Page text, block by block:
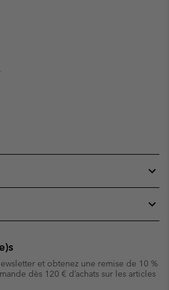
et obtenez une remise de 10 %
dès 120 € d’achats sur les articles